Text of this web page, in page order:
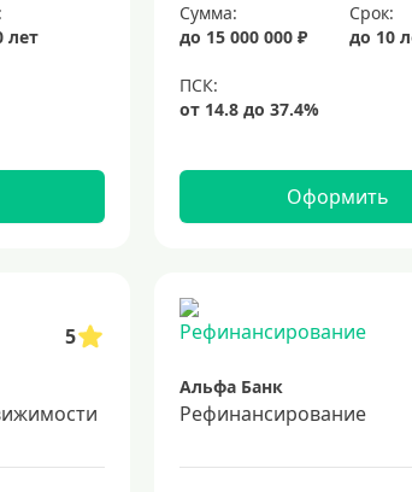
лет
Сумма:
до 15 000 000 ₽
Срок:
до 10
Оформить
5
Альфа Банк
Рефинансирование